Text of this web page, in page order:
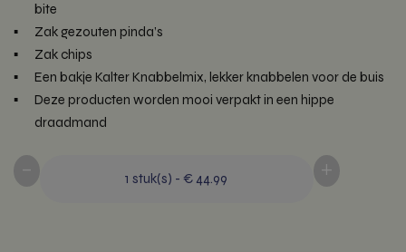
bite
Zak gezouten pinda’s
Zak chips
Een bakje Kalter Knabbelmix, lekker knabbelen voor de buis
Deze producten worden mooi verpakt in een hippe
draadmand
- 1 stuk(s) - € 44.99 +